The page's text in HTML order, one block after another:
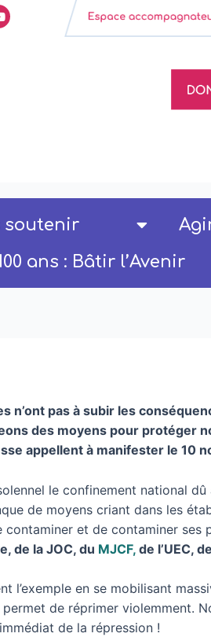
soutenir
ans : Bâtir l’Avenir
n’ont pas à subir les
des moyens pour protéger
appellent à manifester le 10
le confinement national
de moyens criant dans les
et de contaminer ses
de la JOC, du MJCF, de l’UEC,
l’exemple en se mobilisant
de réprimer violemment.
de la répression !